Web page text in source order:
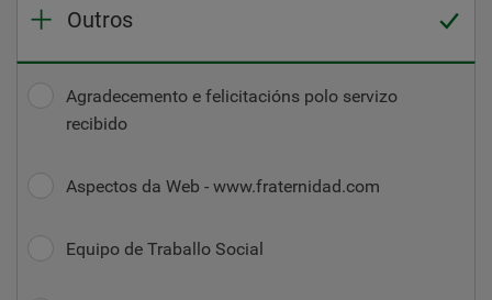
Outros
Agradecemento e felicitacións polo servizo
recibido
Aspectos da Web - www.fraternidad.com
Equipo de Traballo Social